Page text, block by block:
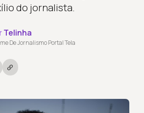
do jornalista.
Telinha
De Jornalismo Portal Tela